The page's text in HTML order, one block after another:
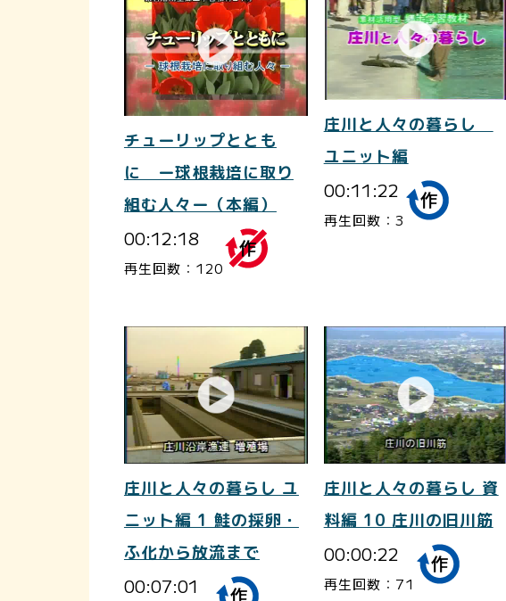
チューリップととも
に ー球根栽培に取り
組む人々ー（本編）
00:12:18
再生回数：120
庄川と人々の暮らし
ユニット編
00:11:22
再生回数：3
庄川と人々の暮らし ユ
ニット編 1 鮭の採卵・
ふ化から放流まで
00:07:01
庄川と人々の暮らし 資
料編 10 庄川の旧川筋
00:00:22
再生回数：71